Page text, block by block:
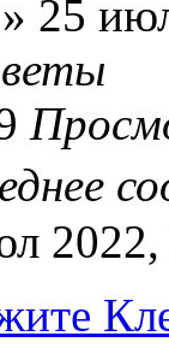
» 25
2022,